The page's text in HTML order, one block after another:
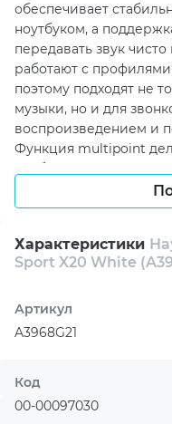
обеспечивает
ноутбуком, а
передавать звук
работают с профилями
поэтому подходят не
музыки, но и для
воспроизведением и
Функция multipoint
удобнее, позволяя
диаметром 11 мм,
20–20000 Гц.
хорошим запасом
разговоров. Активное
Встроенный в корпус
Характеристики
Sport X20 White
Артикул
A3968G21
Код
00-00097030